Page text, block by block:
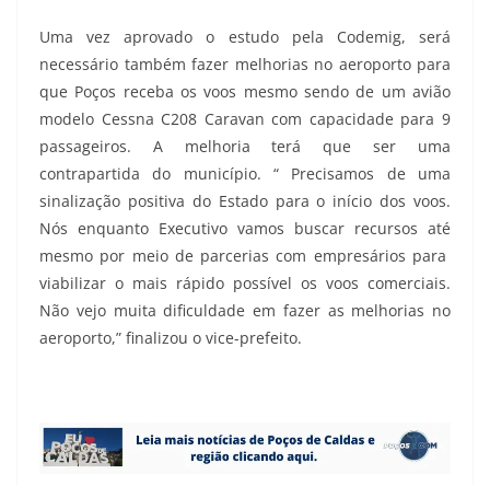
Uma vez aprovado o estudo pela Codemig, será
necessário também fazer melhorias no aeroporto para
que Poços receba os voos mesmo sendo de um avião
modelo Cessna C208 Caravan com capacidade para 9
passageiros. A melhoria terá que ser uma
contrapartida do município. “ Precisamos de uma
sinalização positiva do Estado para o início dos voos.
Nós enquanto Executivo vamos buscar recursos até
mesmo por meio de parcerias com empresários para
viabilizar o mais rápido possível os voos comerciais.
Não vejo muita dificuldade em fazer as melhorias no
aeroporto,” finalizou o vice-prefeito.